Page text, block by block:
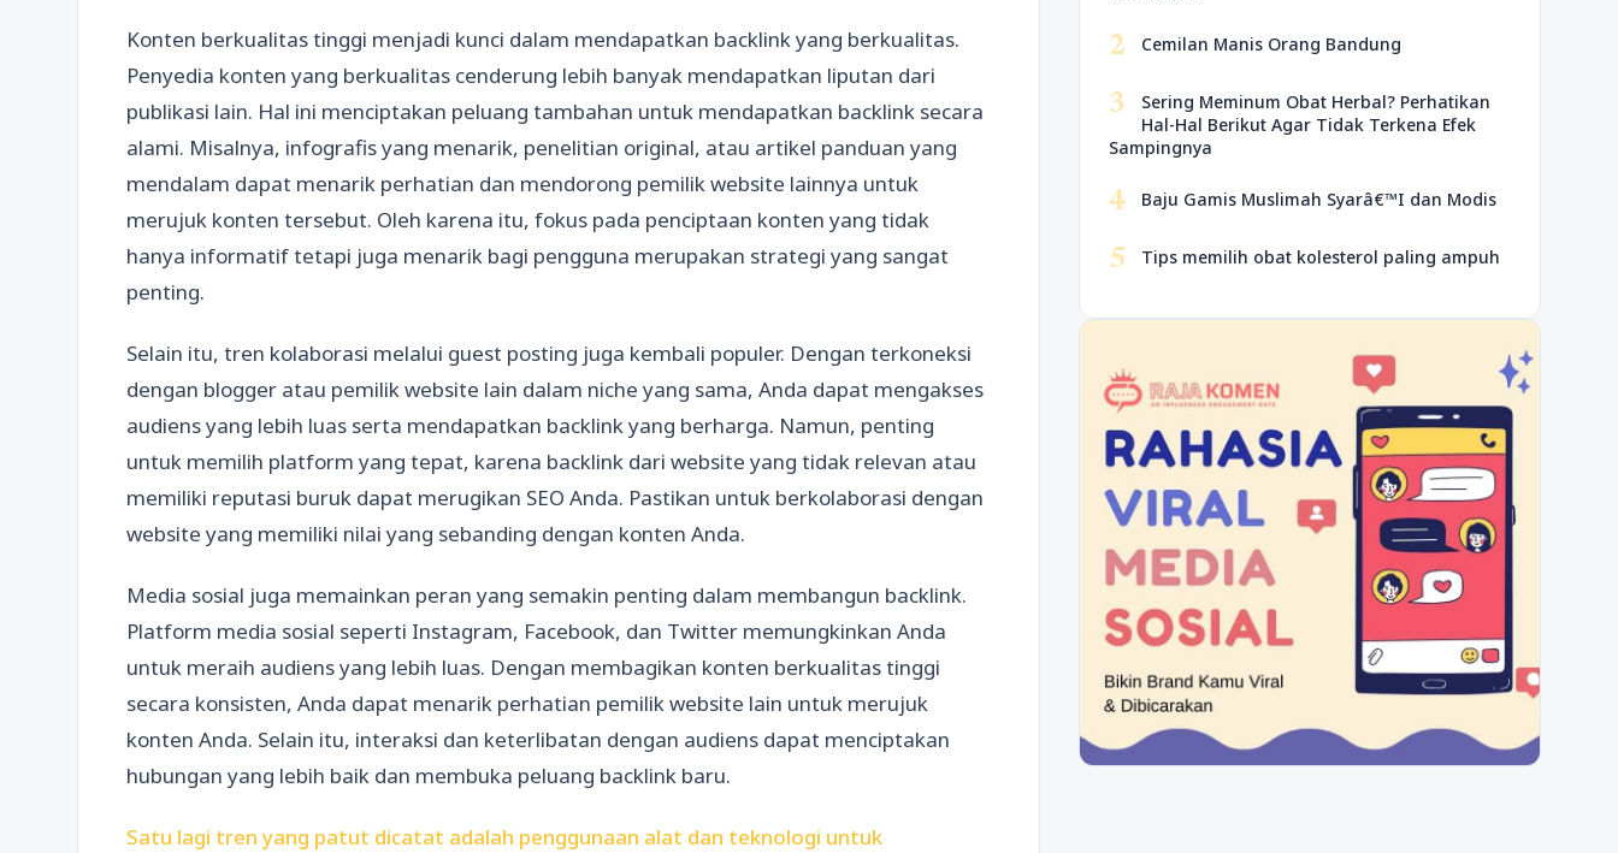
Konten berkualitas tinggi menjadi kunci dalam mendapatkan backlink yang berkualitas.
Penyedia konten yang berkualitas cenderung lebih banyak mendapatkan liputan dari
publikasi lain. Hal ini menciptakan peluang tambahan untuk mendapatkan backlink secara
alami. Misalnya, infografis yang menarik, penelitian original, atau artikel panduan yang
mendalam dapat menarik perhatian dan mendorong pemilik website lainnya untuk
merujuk konten tersebut. Oleh karena itu, fokus pada penciptaan konten yang tidak
hanya informatif tetapi juga menarik bagi pengguna merupakan strategi yang sangat
penting.
Selain itu, tren kolaborasi melalui guest posting juga kembali populer. Dengan terkoneksi
dengan blogger atau pemilik website lain dalam niche yang sama, Anda dapat mengakses
audiens yang lebih luas serta mendapatkan backlink yang berharga. Namun, penting
untuk memilih platform yang tepat, karena backlink dari website yang tidak relevan atau
memiliki reputasi buruk dapat merugikan SEO Anda. Pastikan untuk berkolaborasi dengan
website yang memiliki nilai yang sebanding dengan konten Anda.
Media sosial juga memainkan peran yang semakin penting dalam membangun backlink.
Platform media sosial seperti Instagram, Facebook, dan Twitter memungkinkan Anda
untuk meraih audiens yang lebih luas. Dengan membagikan konten berkualitas tinggi
secara konsisten, Anda dapat menarik perhatian pemilik website lain untuk merujuk
konten Anda. Selain itu, interaksi dan keterlibatan dengan audiens dapat menciptakan
hubungan yang lebih baik dan membuka peluang backlink baru.
Satu lagi tren yang patut dicatat adalah penggunaan alat dan teknologi untuk
2 Cemilan Manis Orang Bandung
3
Sering Meminum Obat Herbal? Perhatikan
Hal-Hal Berikut Agar Tidak Terkena Efek
Sampingnya
4 Baju Gamis Muslimah Syarâ€™I dan Modis
5 Tips memilih obat kolesterol paling ampuh